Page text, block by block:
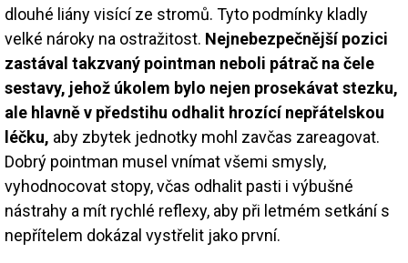
dlouhé liány visící ze stromů. Tyto podmínky kladly
velké nároky na ostražitost. Nejnebezpečnější pozici
zastával takzvaný pointman neboli pátrač na čele
sestavy, jehož úkolem bylo nejen prosekávat stezku,
ale hlavně v předstihu odhalit hrozící nepřátelskou
léčku, aby zbytek jednotky mohl zavčas zareagovat.
Dobrý pointman musel vnímat všemi smysly,
vyhodnocovat stopy, včas odhalit pasti i výbušné
nástrahy a mít rychlé reflexy, aby při letmém setkání s
nepřítelem dokázal vystřelit jako první.